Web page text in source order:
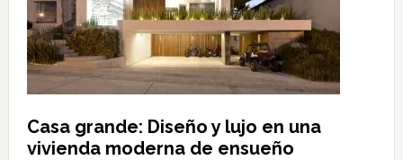
Casa grande: Diseño y lujo en una
vivienda moderna de ensueño